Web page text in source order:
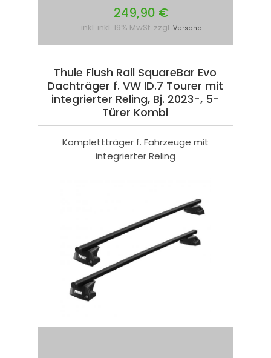
249,90 €
inkl. inkl. 19% MwSt. zzgl. Versand
Thule Flush Rail SquareBar Evo
Dachträger f. VW ID.7 Tourer mit
integrierter Reling, Bj. 2023-, 5-
Türer Kombi
Komplettträger f. Fahrzeuge mit
integrierter Reling